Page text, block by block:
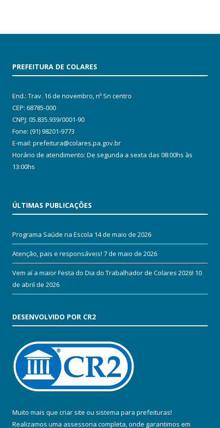
PREFEITURA DE COLARES
End.: Trav. 16 de novembro, nº Sn centro
CEP: 68785-000
CNPJ: 05.835.939/0001-90
Fone: (91) 98201-9773
E-mail: prefeitura@colares.pa.gov.br
Horário de atendimento: De segunda a sexta das 08:00hs às
13:00hs
ÚLTIMAS PUBLICAÇÕES
Programa Saúde na Escola 14 de maio de 2026
Atenção, pais e responsáveis! 7 de maio de 2026
Vem aí a maior Festa do Dia do Trabalhador de Colares 2026! 10
de abril de 2026
DESENVOLVIDO POR CR2
Muito mais que criar site ou sistema para prefeituras!
Realizamos uma assessoria completa, onde garantimos em